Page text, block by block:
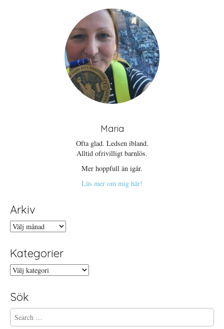
Maria
Ofta glad. Ledsen ibland.
Alltid ofrivilligt barnlös.
Mer hoppfull än igår.
Läs mer om mig här!
Arkiv
Arkiv
Kategorier
Kategorier
Sök
S
e